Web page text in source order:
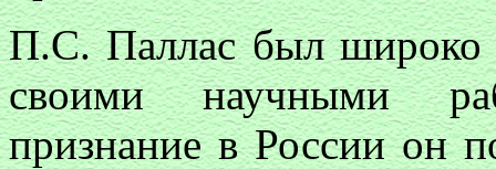
П.С. Паллас был широко
своими научными
признание в России он